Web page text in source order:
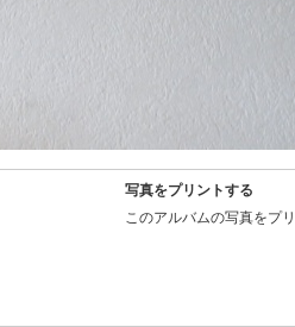
写真をプリントする
このアルバムの写真をプ